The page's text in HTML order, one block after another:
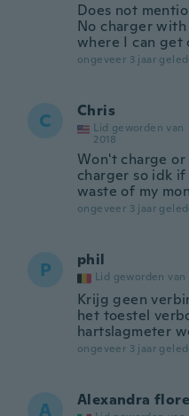
Does not
No charger
where I can get
ongeveer 3 jaar
C Chris
Lid geworden van
2018
Won't charge
charger so idk
waste of my
ongeveer 3 jaar
P phil
Lid geworden van
Krijg geen
het toestel
hartslagmeter
ongeveer 3 jaar
A Alexandra